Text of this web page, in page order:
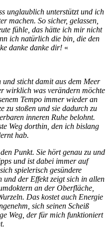
unglaublich unterstützt und ich
machen. So sicher, gelassen,
fühle, das hätte ich mir nicht
ich natürlich die bin, die den
danke danke dir! «
sticht damit aus dem Meer
wirklich was verändern möchte
Tempo immer wieder an
zu stoßen und sie dadurch zu
inneren Ruhe belohnt.
Weg dorthin, den ich bislang
hab.
Punkt. Sie hört genau zu und
und ist dabei immer auf
spielerisch gesündere
und der Effekt zeigt sich in allen
an der Oberfläche,
Das kostet auch Energie
sich seinen Scheiß
Weg, der für mich funktioniert